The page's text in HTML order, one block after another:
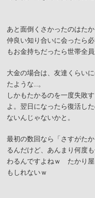
あと面倒くさかったのはた
仲良い知り合いに会ったら
もお金持ちだったら世帯全
大金の場合は、友達くらい
たような…。
しかもたかるのを一度失敗
よ。翌日になったら復活し
ないんじゃないかと。
最初の数回なら「さすがた
るんだけど、あんまり何度
わるんですよねｗ たかり
もしれないｗ